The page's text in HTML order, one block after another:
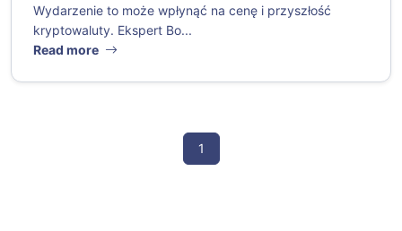
Wydarzenie to może wpłynąć na cenę i przyszłość
kryptowaluty. Ekspert Bo...
Read more
1